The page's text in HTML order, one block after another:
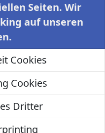
Seiten. Wir
auf unseren
Cookies
Cookies
Dritter